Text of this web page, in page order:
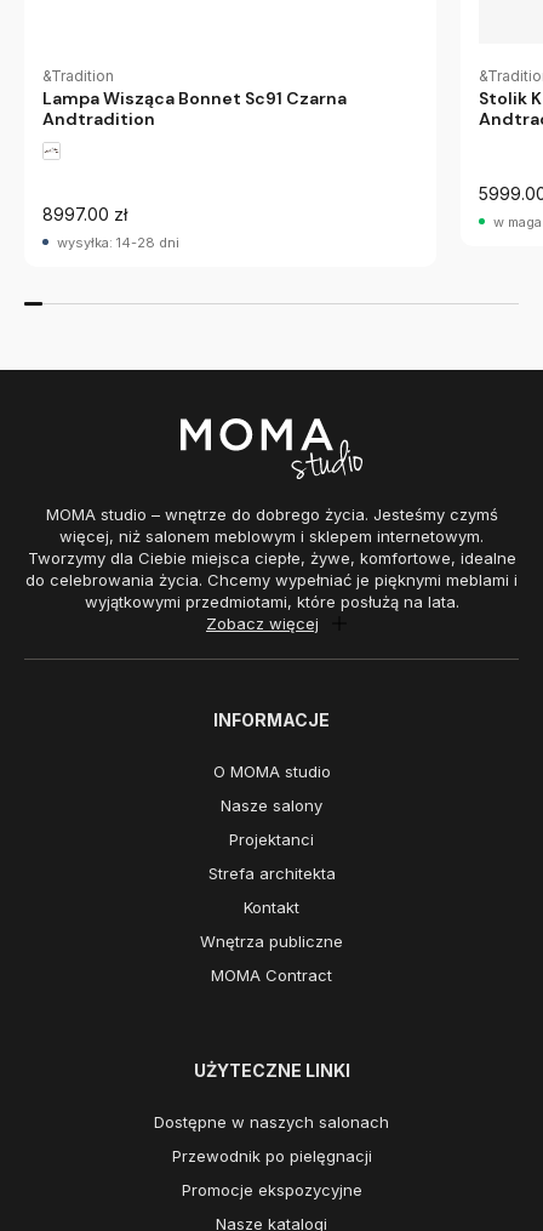
&Tradition
Lampa Wisząca Bonnet Sc91 Czarna
Andtradition
8997.00 zł
wysyłka: 14-28 dni
Stolik
w
MOMA studio – wnętrze do dobrego życia. Jesteśmy czymś
więcej, niż salonem meblowym i sklepem internetowym.
Tworzymy dla Ciebie miejsca ciepłe, żywe, komfortowe, idealne
do celebrowania życia. Chcemy wypełniać je pięknymi meblami i
wyjątkowymi przedmiotami, które posłużą na lata.
Zobacz więcej
INFORMACJE
O MOMA studio
Nasze salony
Projektanci
Strefa architekta
Kontakt
Wnętrza publiczne
MOMA Contract
UŻYTECZNE LINKI
Dostępne w naszych salonach
Przewodnik po pielęgnacji
Promocje ekspozycyjne
Nasze katalogi